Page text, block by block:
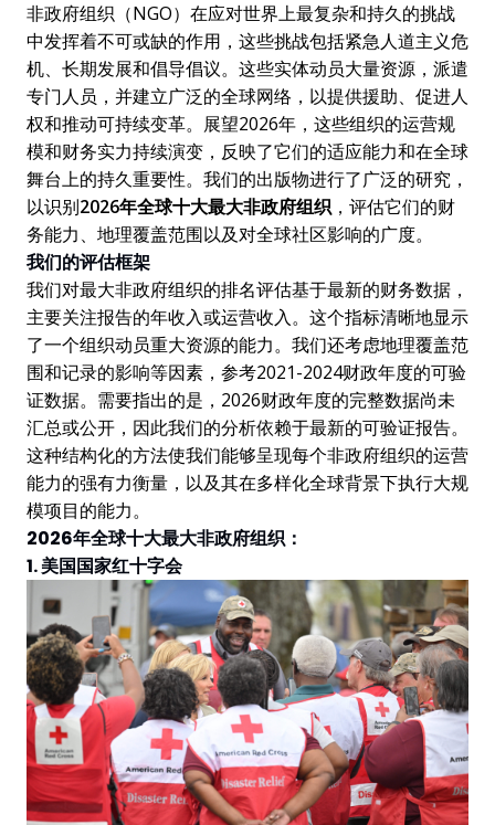
非政府组织（NGO）在应对世界上最复杂和持久的挑战
中发挥着不可或缺的作用，这些挑战包括紧急人道主义危
机、长期发展和倡导倡议。这些实体动员大量资源，派遣
专门人员，并建立广泛的全球网络，以提供援助、促进人
权和推动可持续变革。展望2026年，这些组织的运营规
模和财务实力持续演变，反映了它们的适应能力和在全球
舞台上的持久重要性。我们的出版物进行了广泛的研究，
以识别2026年全球十大最大非政府组织 ，评估它们的财
务能力、地理覆盖范围以及对全球社区影响的广度。
我们的评估框架
我们对最大非政府组织的排名评估基于最新的财务数据，
主要关注报告的年收入或运营收入。这个指标清晰地显示
了一个组织动员重大资源的能力。我们还考虑地理覆盖范
围和记录的影响等因素，参考2021-2024财政年度的可验
证数据。需要指出的是，2026财政年度的完整数据尚未
汇总或公开，因此我们的分析依赖于最新的可验证报告。
这种结构化的方法使我们能够呈现每个非政府组织的运营
能力的强有力衡量，以及其在多样化全球背景下执行大规
模项目的能力。
2026年全球十大最大非政府组织：
1. 美国国家红十字会